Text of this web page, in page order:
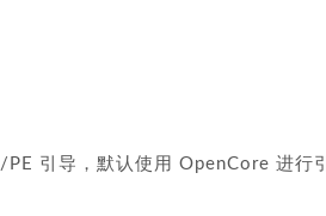
引导，默认使用 OpenCore 进行引